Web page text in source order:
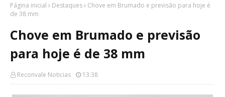
Página inicial Destaques
Chove em Brumado e previsão para hoje é
de 38 mm
Chove em Brumado e previsão
para hoje é de 38 mm
Reconvale Noticias 13:38